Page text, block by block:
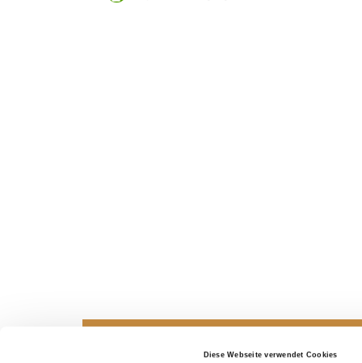
Diese Webseite verwendet Cookies